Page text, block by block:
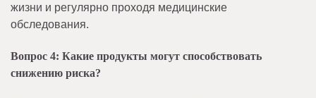
жизни и регулярно проходя медицинские
обследования.
Вопрос 4: Какие продукты могут способствовать
снижению риска?